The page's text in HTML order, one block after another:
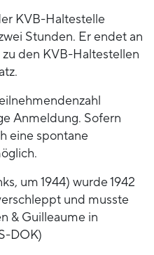
KVB-Haltestelle
Stunden. Er endet an
den KVB-Haltestellen
Anmeldung. Sofern
eine spontane
um 1944) wurde 1942
und musste
& Guilleaume in
DOK)